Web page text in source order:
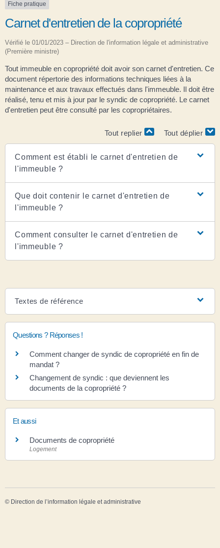
Fiche pratique
Carnet d'entretien de la copropriété
Vérifié le 01/01/2023 – Direction de l'information légale et administrative
(Première ministre)
Tout immeuble en copropriété doit avoir son carnet d'entretien. Ce
document répertorie des informations techniques liées à la
maintenance et aux travaux effectués dans l'immeuble. Il doit être
réalisé, tenu et mis à jour par le syndic de copropriété. Le carnet
d'entretien peut être consulté par les copropriétaires.
Tout replier Tout déplier
Comment est établi le carnet d'entretien de
l'immeuble ?
Que doit contenir le carnet d'entretien de
l'immeuble ?
Comment consulter le carnet d'entretien de
l'immeuble ?
Textes de référence
Questions ? Réponses !
Comment changer de syndic de copropriété en fin de
mandat ?
Changement de syndic : que deviennent les
documents de la copropriété ?
Et aussi
Documents de copropriété
Logement
© Direction de l’information légale et administrative